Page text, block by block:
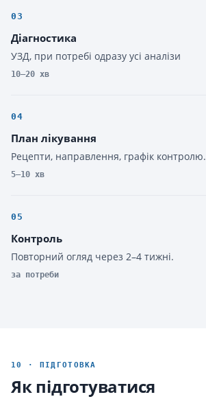
03
Діагностика
УЗД, при потребі одразу усі аналізи
10–20 хв
04
План лікування
Рецепти, направлення, графік контролю.
5–10 хв
05
Контроль
Повторний огляд через 2–4 тижні.
за потреби
10 · ПІДГОТОВКА
Як підготуватися